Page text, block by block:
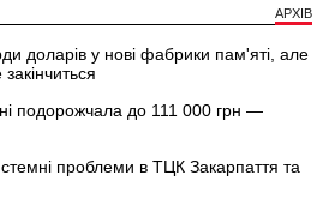
АРХІВ
доларів у нові фабрики пам'яті, але
подорожчала до 111 000 грн —
проблеми в ТЦК Закарпаття та